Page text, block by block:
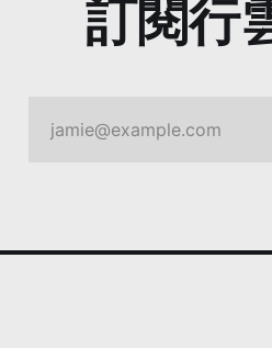
訂閱行
jamie@example.com